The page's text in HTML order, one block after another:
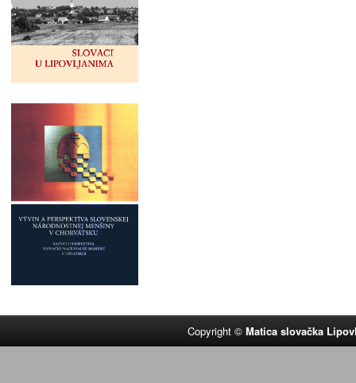
Copyright ©Matica slovačka